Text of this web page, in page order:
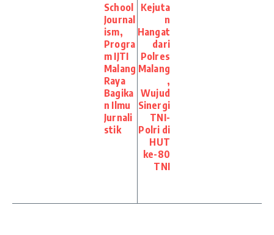
School
Journal
ism,
Progra
m IJTI
Malang
Raya
Bagika
n Ilmu
Jurnali
stik
Kejuta
n
Hangat
dari
Polres
Malang
,
Wujud
Sinergi
TNI-
Polri di
HUT
ke-80
TNI